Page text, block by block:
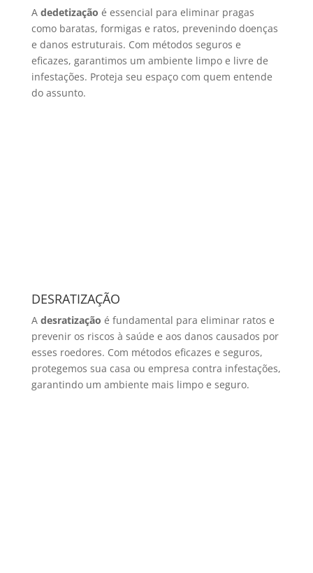
A dedetização é essencial para eliminar pragas
como baratas, formigas e ratos, prevenindo doenças
e danos estruturais. Com métodos seguros e
eficazes, garantimos um ambiente limpo e livre de
infestações. Proteja seu espaço com quem entende
do assunto.
DESRATIZAÇÃO
A desratização é fundamental para eliminar ratos e
prevenir os riscos à saúde e aos danos causados por
esses roedores. Com métodos eficazes e seguros,
protegemos sua casa ou empresa contra infestações,
garantindo um ambiente mais limpo e seguro.